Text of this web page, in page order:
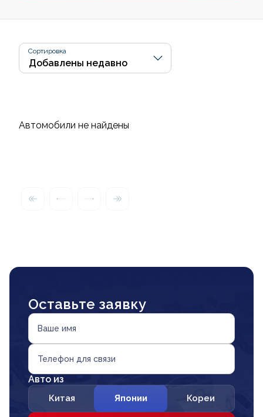
Сортировка
Автомобили не найдены
Оставьте заявку
Ваше имя
Телефон для связи
Авто из
Китая Японии Кореи